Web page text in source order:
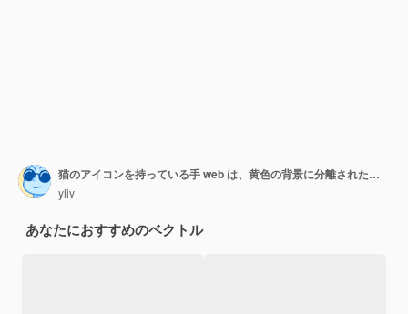
猫のアイコンを持っている手 web は、黄色の背景に分離された猫のベクトルのアイコンを持っている手のフラットの図
yliv
あなたにおすすめのベクトル